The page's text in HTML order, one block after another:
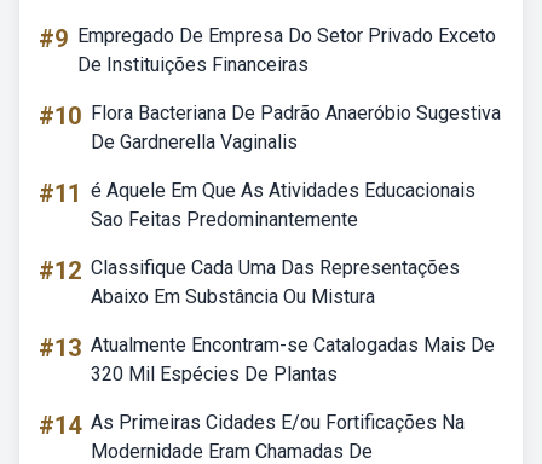
#9 Empregado De Empresa Do Setor Privado Exceto
De Instituições Financeiras
#10 Flora Bacteriana De Padrão Anaeróbio Sugestiva
De Gardnerella Vaginalis
#11 é Aquele Em Que As Atividades Educacionais
Sao Feitas Predominantemente
#12 Classifique Cada Uma Das Representações
Abaixo Em Substância Ou Mistura
#13 Atualmente Encontram-se Catalogadas Mais De
320 Mil Espécies De Plantas
#14 As Primeiras Cidades E/ou Fortificações Na
Modernidade Eram Chamadas De